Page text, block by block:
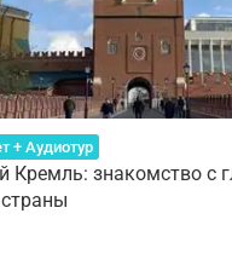
+ Аудиотур
Кремль: знакомство с